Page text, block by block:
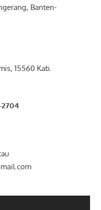
Banten-
15560 Kab.
2704